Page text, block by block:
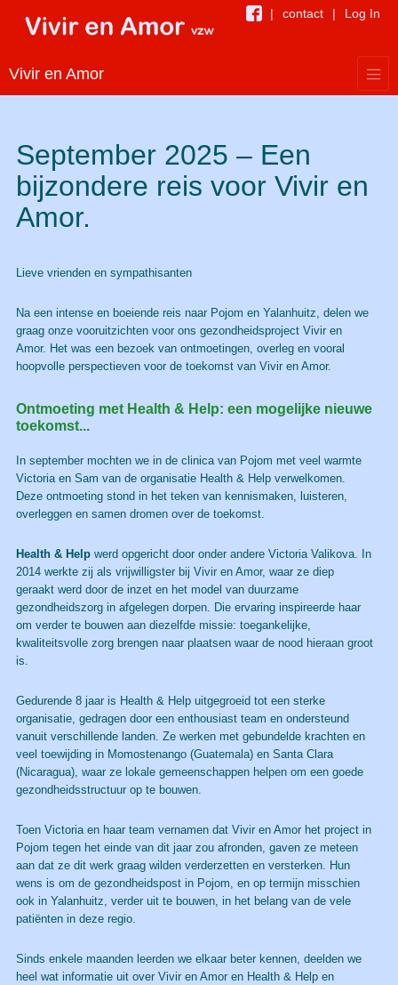
Log In
contact
Vivir en Amor
September 2025 – Een
bijzondere reis voor Vivir en
Amor.
Lieve vrienden en sympathisanten
Na een intense en boeiende reis naar Pojom en Yalanhuitz, delen we
graag onze vooruitzichten voor ons gezondheidsproject Vivir en
Amor. Het was een bezoek van ontmoetingen, overleg en vooral
hoopvolle perspectieven voor de toekomst van Vivir en Amor.
Ontmoeting met Health & Help: een mogelijke nieuwe
toekomst...
In september mochten we in de clinica van Pojom met veel warmte
Victoria en Sam van de organisatie Health & Help verwelkomen.
Deze ontmoeting stond in het teken van kennismaken, luisteren,
overleggen en samen dromen over de toekomst.
Health & Help werd opgericht door onder andere Victoria Valikova. In
2014 werkte zij als vrijwilligster bij Vivir en Amor, waar ze diep
geraakt werd door de inzet en het model van duurzame
gezondheidszorg in afgelegen dorpen. Die ervaring inspireerde haar
om verder te bouwen aan diezelfde missie: toegankelijke,
kwaliteitsvolle zorg brengen naar plaatsen waar de nood hieraan groot
is.
Gedurende 8 jaar is Health & Help uitgegroeid tot een sterke
organisatie, gedragen door een enthousiast team en ondersteund
vanuit verschillende landen. Ze werken met gebundelde krachten en
veel toewijding in Momostenango (Guatemala) en Santa Clara
(Nicaragua), waar ze lokale gemeenschappen helpen om een goede
gezondheidsstructuur op te bouwen.
Toen Victoria en haar team vernamen dat Vivir en Amor het project in
Pojom tegen het einde van dit jaar zou afronden, gaven ze meteen
aan dat ze dit werk graag wilden verderzetten en versterken. Hun
wens is om de gezondheidspost in Pojom, en op termijn misschien
ook in Yalanhuitz, verder uit te bouwen, in het belang van de vele
patiënten in deze regio.
Sinds enkele maanden leerden we elkaar beter kennen, deelden we
heel wat informatie uit over Vivir en Amor en Health & Help en